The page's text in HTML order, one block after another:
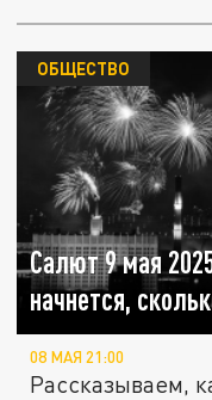
Салют 9 мая
начнется,
ОБЩЕСТВО
08 МАЯ 21:00
Рассказываем,